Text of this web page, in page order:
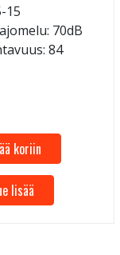
15
70dB
84
koriin
lisää